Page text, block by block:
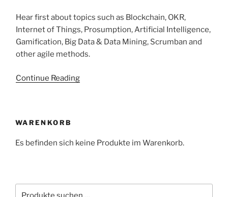
Hear first about topics such as Blockchain, OKR,
Internet of Things, Prosumption, Artificial Intelligence,
Gamification, Big Data & Data Mining, Scrumban and
other agile methods.
Continue Reading
WARENKORB
Es befinden sich keine Produkte im Warenkorb.